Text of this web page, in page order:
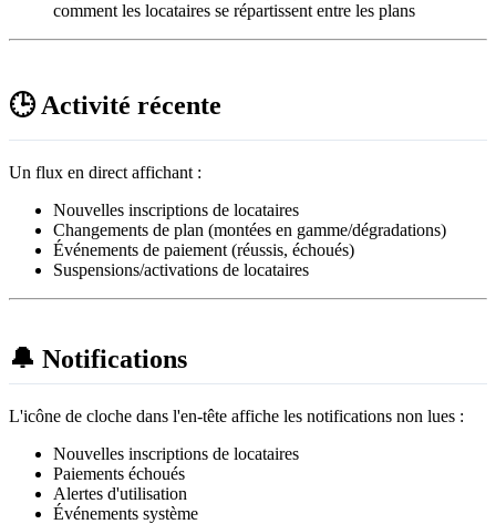
comment les locataires se répartissent entre les plans
🕒 Activité récente
Un flux en direct affichant :
Nouvelles inscriptions de locataires
Changements de plan (montées en gamme/dégradations)
Événements de paiement (réussis, échoués)
Suspensions/activations de locataires
🔔 Notifications
L'icône de cloche dans l'en-tête affiche les notifications non lues :
Nouvelles inscriptions de locataires
Paiements échoués
Alertes d'utilisation
Événements système